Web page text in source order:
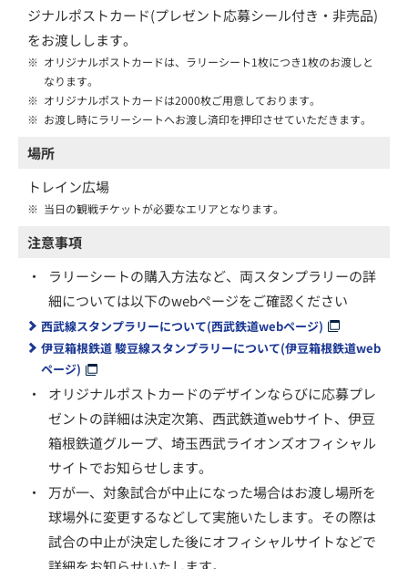
ジナルポストカード(プレゼント応募シール付き・非売品)
をお渡しします。
※ オリジナルポストカードは、ラリーシート1枚につき1枚のお渡しと
なります。
※ オリジナルポストカードは2000枚ご用意しております。
※ お渡し時にラリーシートへお渡し済印を押印させていただきます。
場所
トレイン広場
※ 当日の観戦チケットが必要なエリアとなります。
注意事項
・
ラリーシートの購入方法など、両スタンプラリーの詳
細については以下のwebページをご確認ください
西武線スタンプラリーについて(西武鉄道webページ)
伊豆箱根鉄道 駿豆線スタンプラリーについて(伊豆箱根鉄道web
ページ)
・
オリジナルポストカードのデザインならびに応募プレ
ゼントの詳細は決定次第、西武鉄道webサイト、伊豆
箱根鉄道グループ、埼玉西武ライオンズオフィシャル
サイトでお知らせします。
・
万が一、対象試合が中止になった場合はお渡し場所を
球場外に変更するなどして実施いたします。その際は
試合の中止が決定した後にオフィシャルサイトなどで